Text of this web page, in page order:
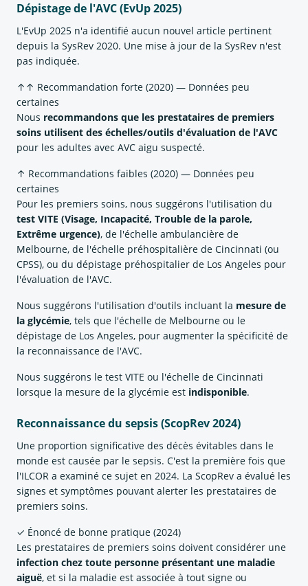
Dépistage de l'AVC (EvUp 2025)
L'EvUp 2025 n'a identifié aucun nouvel article pertinent
depuis la SysRev 2020. Une mise à jour de la SysRev n'est
pas indiquée.
↑↑ Recommandation forte (2020) — Données peu
certaines
Nous recommandons que les prestataires de premiers
soins utilisent des échelles/outils d'évaluation de l'AVC
pour les adultes avec AVC aigu suspecté.
↑ Recommandations faibles (2020) — Données peu
certaines
Pour les premiers soins, nous suggérons l'utilisation du
test VITE (Visage, Incapacité, Trouble de la parole,
Extrême urgence), de l'échelle ambulancière de
Melbourne, de l'échelle préhospitalière de Cincinnati (ou
CPSS), ou du dépistage préhospitalier de Los Angeles pour
l'évaluation de l'AVC.
Nous suggérons l'utilisation d'outils incluant la mesure de
la glycémie, tels que l'échelle de Melbourne ou le
dépistage de Los Angeles, pour augmenter la spécificité de
la reconnaissance de l'AVC.
Nous suggérons le test VITE ou l'échelle de Cincinnati
lorsque la mesure de la glycémie est indisponible.
Reconnaissance du sepsis (ScopRev 2024)
Une proportion significative des décès évitables dans le
monde est causée par le sepsis. C'est la première fois que
l'ILCOR a examiné ce sujet en 2024. La ScopRev a évalué les
signes et symptômes pouvant alerter les prestataires de
premiers soins.
✓ Énoncé de bonne pratique (2024)
Les prestataires de premiers soins doivent considérer une
infection chez toute personne présentant une maladie
aiguë, et si la maladie est associée à tout signe ou